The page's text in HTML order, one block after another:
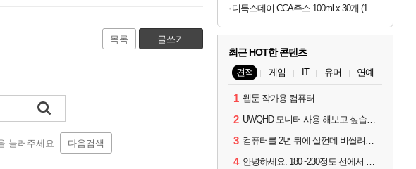
목록 글쓰기
눌러주세요. 다음검색
디톡스데이 CCA주스 100ml x 30개 (1개당 497원)
최근 HOT한 콘텐츠
견적 게임 IT 유머 연예
1 웹툰 작가용 컴퓨터
2 UWQHD 모니터 사용 해보고 싶습니다 추천부탁드려요
3 컴퓨터를 2년 뒤에 살껀데 비쌀려나요...?
4 안녕하세요. 180~230정도 선에서 잡고싶습니다.